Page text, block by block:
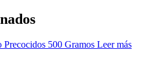
Leer más